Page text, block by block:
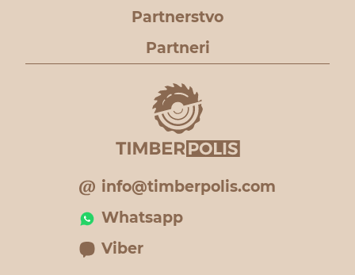
Partnerstvo
Partneri
info@timberpolis.com
Whatsapp
Viber